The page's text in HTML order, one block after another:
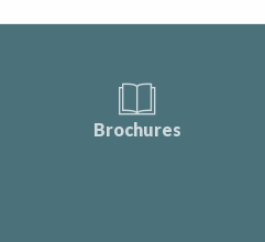
Brochures